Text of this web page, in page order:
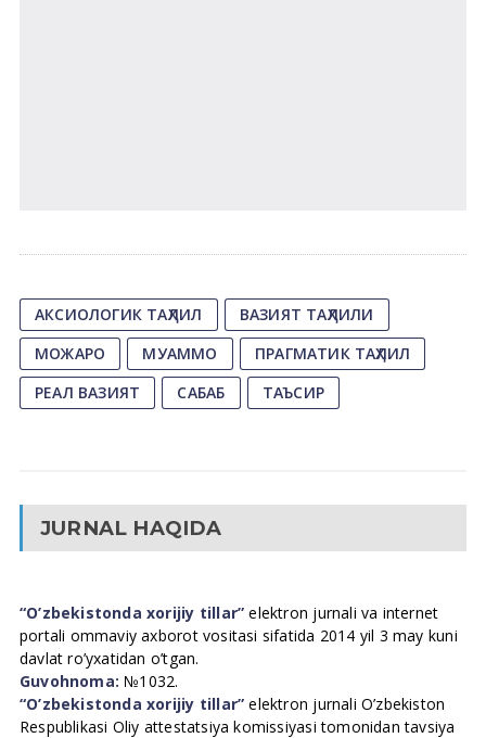
АКСИОЛОГИК ТАҲЛИЛ
ВАЗИЯТ ТАҲЛИЛИ
МОЖАРО
МУАММО
ПРАГМАТИК ТАҲЛИЛ
РЕАЛ ВАЗИЯТ
САБАБ ТАЪСИР
JURNAL HAQIDA
“O’zbekistonda xorijiy tillar” elektron jurnali va internet
portali ommaviy axborot vositasi sifatida 2014 yil 3 may kuni
davlat ro’yxatidan o’tgan.
Guvohnoma: №1032.
“O’zbekistonda xorijiy tillar” elektron jurnali O’zbekiston
Respublikasi Oliy attestatsiya komissiyasi tomonidan tavsiya